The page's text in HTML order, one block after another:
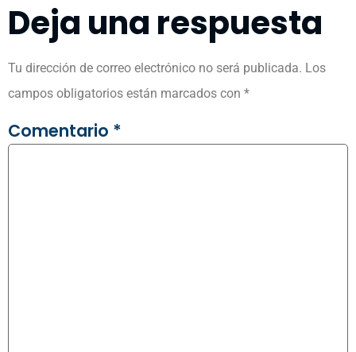
Deja una respuesta
Tu dirección de correo electrónico no será publicada. Los
campos obligatorios están marcados con *
Comentario *